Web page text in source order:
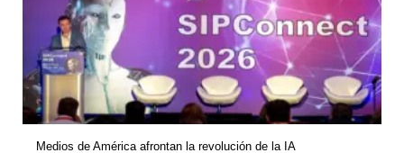
Medios de América afrontan la revolución de la IA